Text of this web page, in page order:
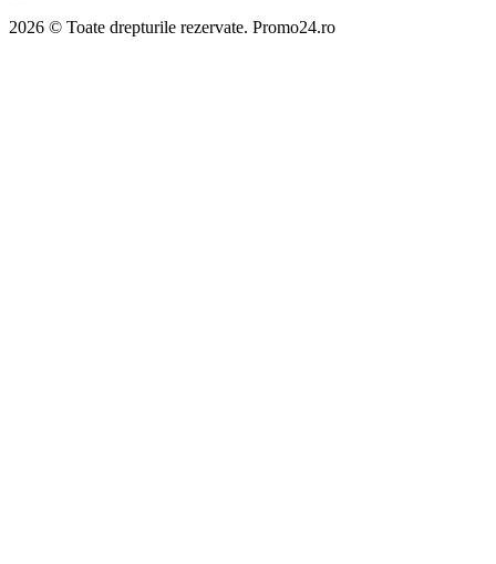
2026 © Toate drepturile rezervate. Promo24.ro